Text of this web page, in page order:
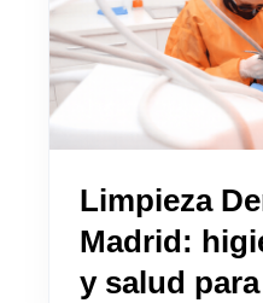
Limpieza
Madrid:
y salud